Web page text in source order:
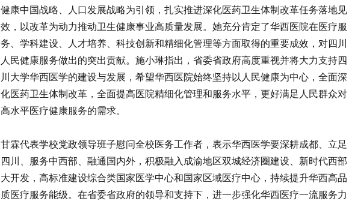
健康中国战略、人口发展战略为引领，扎实推进深化医药卫生体制改革任务落地见
效，以改革为动力推动卫生健康事业高质量发展。她充分肯定了华西医院在医疗服
务、学科建设、人才培养、科技创新和精细化管理等方面取得的重要成效，对四川
人民健康服务做出的突出贡献。施小琳指出，省委省政府高度重视并将大力支持四
川大学华西医学的建设与发展，希望华西医院始终坚持以人民健康为中心，全面深
化医药卫生体制改革，全面提高医院精细化管理和服务水平，更好满足人民群众对
高水平医疗健康服务的需求。
甘霖代表学校党政领导班子慰问全校医务工作者，表示华西医学要深耕成都、立足
四川、服务中西部、融通国内外，积极融入成渝地区双城经济圈建设、新时代西部
大开发，高标准建设综合类国家医学中心和国家区域医疗中心，持续提升华西高品
质医疗服务能级。在省委省政府的领导和支持下，进一步强化华西医疗一流服务力